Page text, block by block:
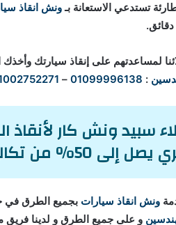
تستدعي الاستعانة بـونش انقاذ
لمساعدتهم على إنقاذ سيارتك
:
01099996138
–
سبيد ونش كار
50% من تكاليف إنقاذ السيارات.
ونش انقاذ سيارات بجميع الطرق في
و على جميع الطرق و لدينا فريق